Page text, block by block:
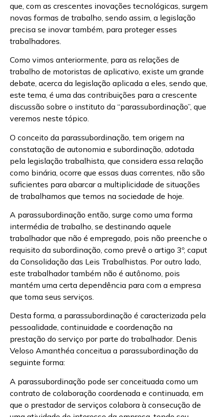
que, com as crescentes inovações tecnológicas, surgem
novas formas de trabalho, sendo assim, a legislação
precisa se inovar também, para proteger esses
trabalhadores.
Como vimos anteriormente, para as relações de
trabalho de motoristas de aplicativo, existe um grande
debate, acerca da legislação aplicada a eles, sendo que,
este tema, é uma das contribuições para a crescente
discussão sobre o instituto da “parassubordinação”, que
veremos neste tópico.
O conceito da parassubordinação, tem origem na
constatação de autonomia e subordinação, adotada
pela legislação trabalhista, que considera essa relação
como binária, ocorre que essas duas correntes, não são
suficientes para abarcar a multiplicidade de situações
de trabalhamos que temos na sociedade de hoje.
A parassubordinação então, surge como uma forma
intermédia de trabalho, se destinando aquele
trabalhador que não é empregado, pois não preenche o
requisito da subordinação, como prevê o artigo 3º, caput
da Consolidação das Leis Trabalhistas. Por outro lado,
este trabalhador também não é autônomo, pois
mantém uma certa dependência para com a empresa
que toma seus serviços.
Desta forma, a parassubordinação é caracterizada pela
pessoalidade, continuidade e coordenação na
prestação do serviço por parte do trabalhador. Denis
Veloso Amanthéa conceitua a parassubordinação da
seguinte forma:
A parassubordinação pode ser conceituada como um
contrato de colaboração coordenada e continuada, em
que o prestador de serviços colabora à consecução de